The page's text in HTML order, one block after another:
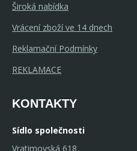
Široká nabídka
Vrácení zboží ve 14 dnech
Reklamační Podmínky
REKLAMACE
KONTAKTY
Sídlo společnosti
Vratimovská 618